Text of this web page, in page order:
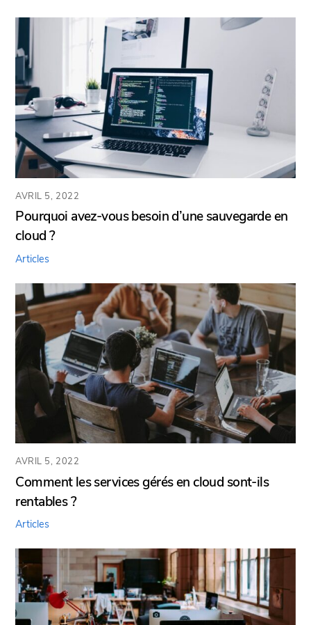
AVRIL 5, 2022
Pourquoi avez-vous besoin d’une sauvegarde en
cloud ?
Articles
AVRIL 5, 2022
Comment les services gérés en cloud sont-ils
rentables ?
Articles